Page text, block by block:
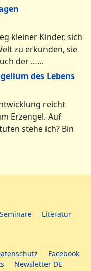
kleiner Kinder, sich
zu erkunden, sie
der …...
des Lebens
reicht
Erzengel. Auf
stehe ich? Bin
Literatur
Facebook
Newsletter DE